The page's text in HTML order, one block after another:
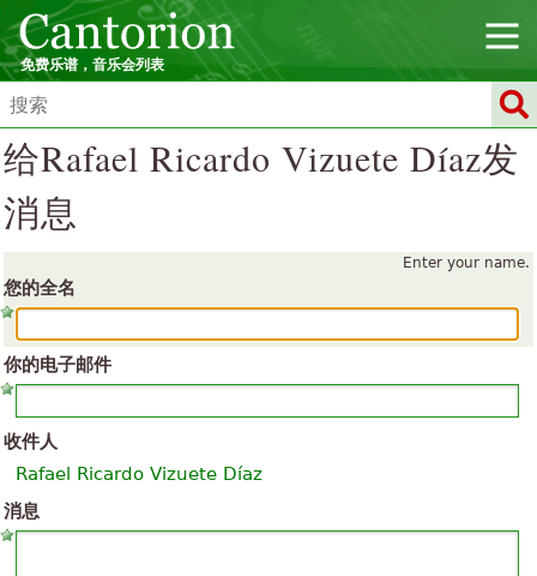
免费乐谱，音乐会列表
给Rafael Ricardo Vizuete Díaz发
消息
Enter your name.
您的全名
你的电子邮件
收件人
Rafael Ricardo Vizuete Díaz
消息